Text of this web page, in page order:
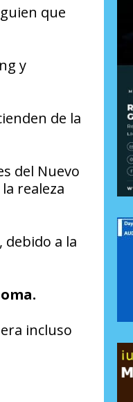
que
y
de la
del Nuevo
realeza
a la
incluso